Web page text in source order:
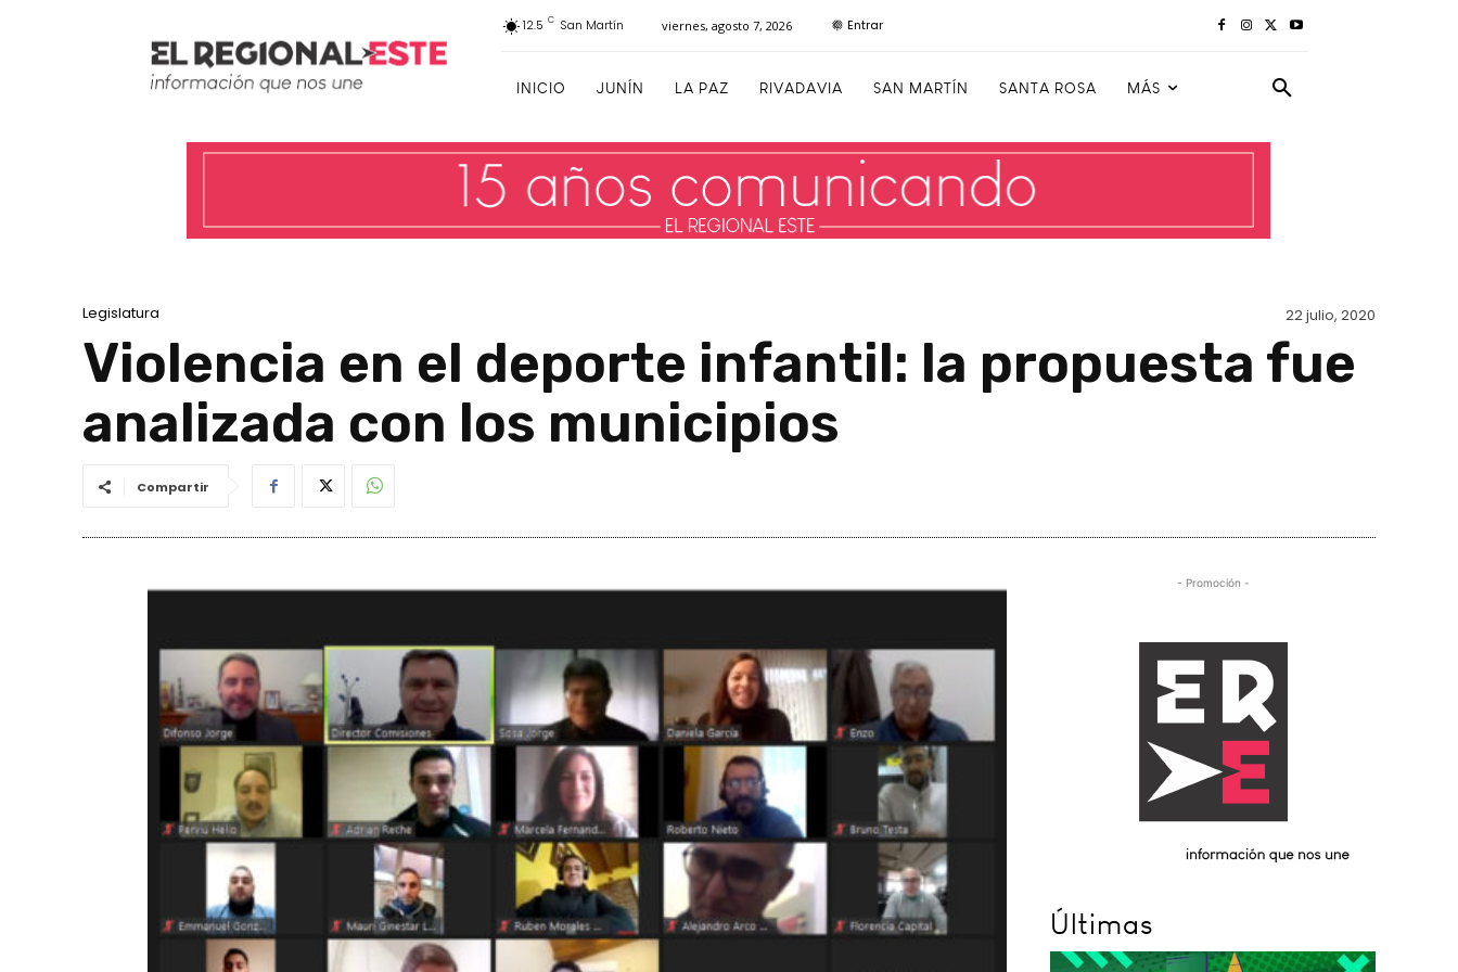
12.5 C San Martín viernes, agosto 7, 2026 Entrar
INICIO JUNÍN LA PAZ RIVADAVIA SAN MARTÍN SANTA ROSA MÁS
Legislatura 22 julio, 2020
Violencia en el deporte infantil: la propuesta fue
analizada con los municipios
Compartir
- Promoción -
Últimas